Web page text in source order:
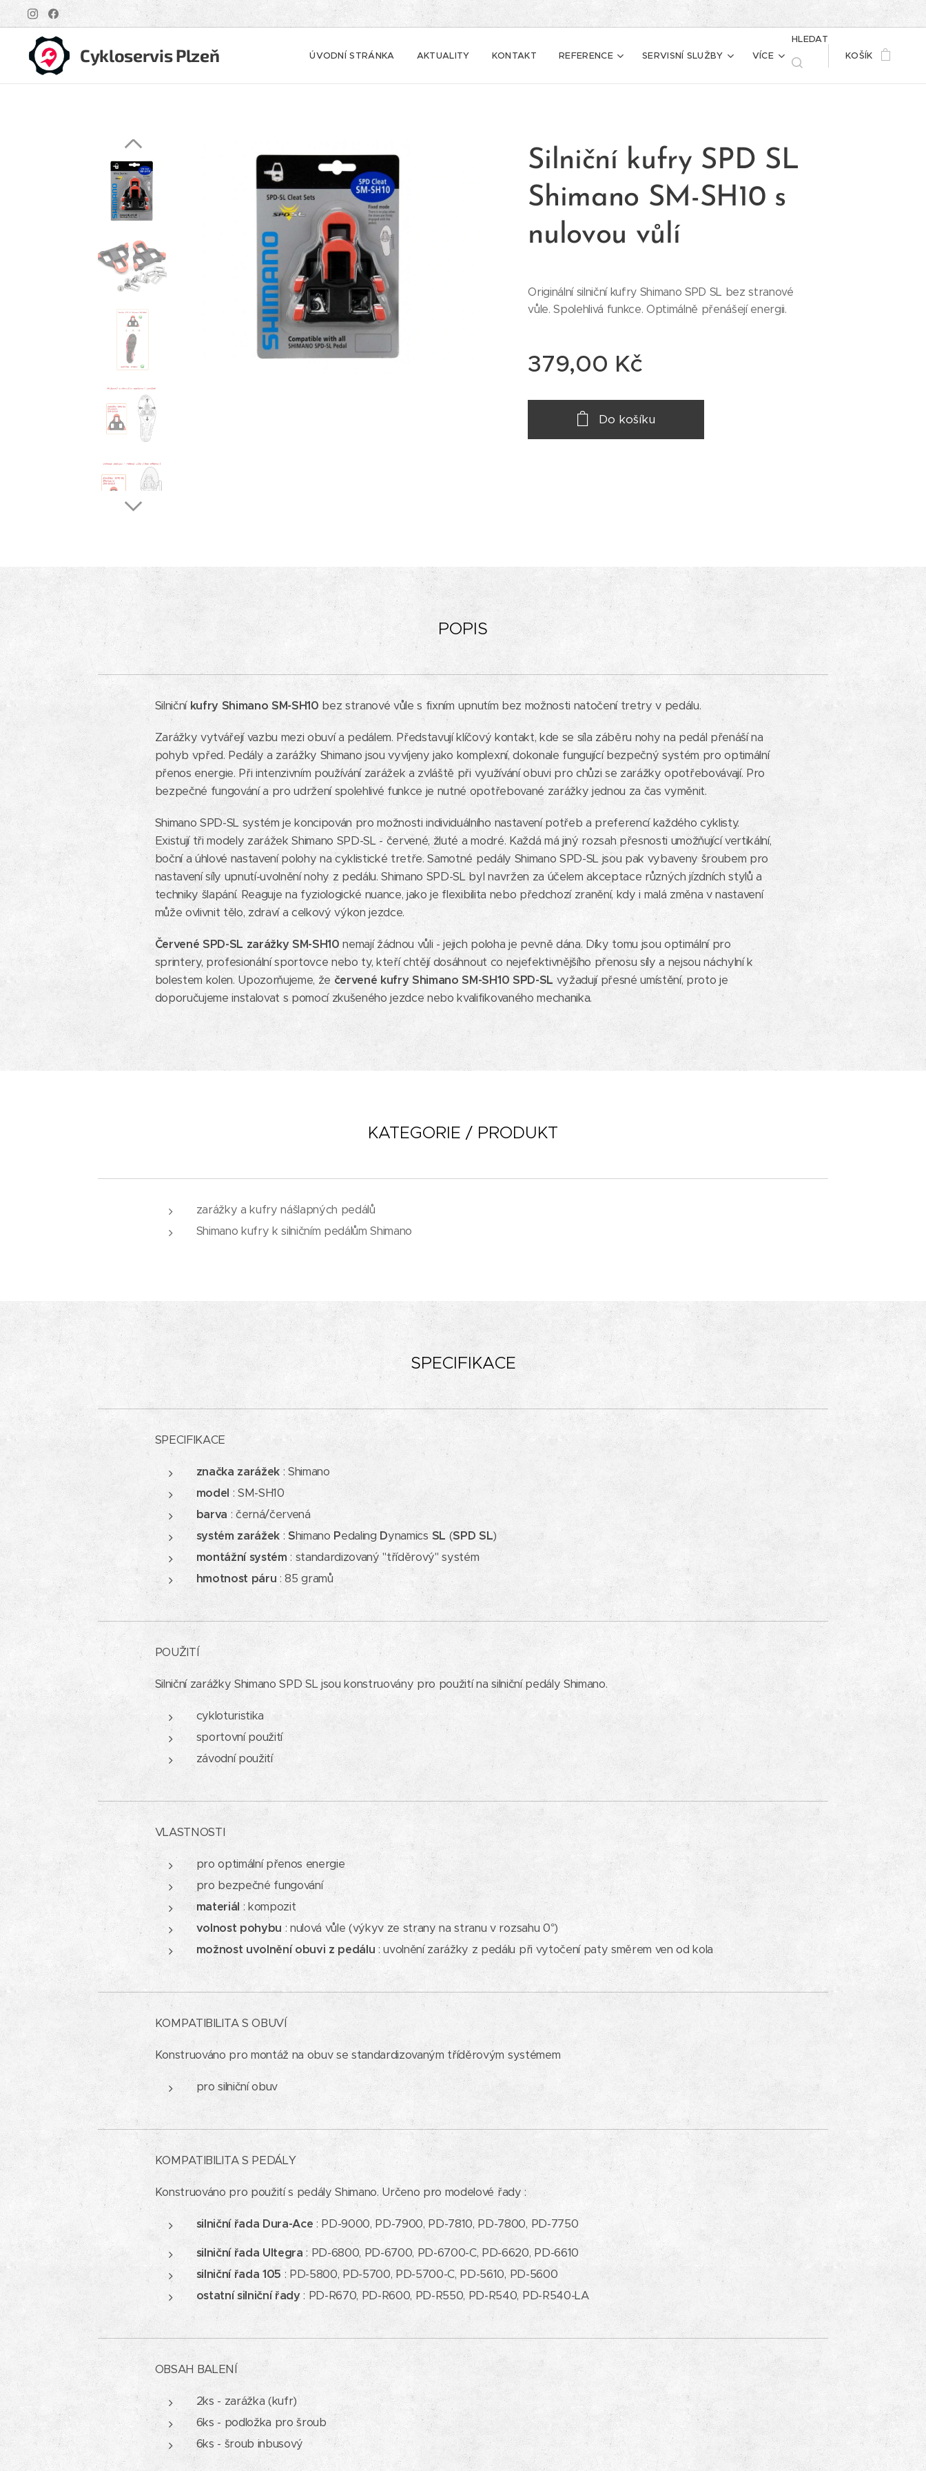
Cykloservis Plzeň ÚVODNÍ STRÁNKA AKTUALITY KONTAKT REFERENCE SERVISNÍ SLUŽBY VÍCE
HLEDAT
KOŠÍK
Silniční kufry SPD SL
Shimano SM-SH10 s
nulovou vůlí
Originální silniční kufry Shimano SPD SL bez stranové
vůle. Spolehlivá funkce. Optimálně přenášejí energii.
379,00 Kč
Do košíku
POPIS
Silniční kufry Shimano SM-SH10bez stranové vůle s fixním upnutím bez možnosti natočení tretry v pedálu.
Zarážky vytvářejí vazbu mezi obuví a pedálem. Představují klíčový kontakt, kde se síla záběru nohy na pedál přenáší na
pohyb vpřed. Pedály a zarážky Shimano jsou vyvíjeny jako komplexní, dokonale fungující bezpečný systém pro optimální
přenos energie. Při intenzivním používání zarážek a zvláště při využívání obuvi pro chůzi se zarážky opotřebovávají. Pro
bezpečné fungování a pro udržení spolehlivé funkce je nutné opotřebované zarážky jednou za čas vyměnit.
Shimano SPD-SL systém je koncipován pro možnosti individuálního nastavení potřeb a preferencí každého cyklisty.
Existují tři modely zarážek Shimano SPD-SL - červené, žluté a modré. Každá má jiný rozsah přesnosti umožňující vertikální,
boční a úhlové nastavení polohy na cyklistické tretře. Samotné pedály Shimano SPD-SL jsou pak vybaveny šroubem pro
nastavení síly upnutí-uvolnění nohy z pedálu. Shimano SPD-SL byl navržen za účelem akceptace různých jízdních stylů a
techniky šlapání. Reaguje na fyziologické nuance, jako je flexibilita nebo předchozí zranění, kdy i malá změna v nastavení
může ovlivnit tělo, zdraví a celkový výkon jezdce.
Červené SPD-SL zarážky SM-SH10 nemají žádnou vůli - jejich poloha je pevně dána. Díky tomu jsou optimální pro
sprintery, profesionální sportovce nebo ty, kteří chtějí dosáhnout co nejefektivnějšího přenosu síly a nejsou náchylní k
bolestem kolen. Upozorňujeme, že červené kufry Shimano SM-SH10 SPD-SL vyžadují přesné umístění, proto je
doporučujeme instalovat s pomocí zkušeného jezdce nebo kvalifikovaného mechanika.
KATEGORIE / PRODUKT
zarážky a kufry nášlapných pedálů
Shimano kufry k silničním pedálům Shimano
SPECIFIKACE
SPECIFIKACE
značka zarážek : Shimano
model : SM-SH10
barva : černá/červená
systém zarážek: Shimano PedalingDynamics SL (SPD SL)
montážní systém: standardizovaný "tříděrový" systém
hmotnost páru : 85 gramů
POUŽITÍ
Silniční zarážky Shimano SPD SL jsou konstruovány pro použití na silniční pedály Shimano.
cykloturistika
sportovní použití
závodní použití
VLASTNOSTI
pro optimální přenos energie
pro bezpečné fungování
materiál : kompozit
volnost pohybu : nulová vůle (výkyv ze strany na stranu v rozsahu 0°)
možnost uvolnění obuvi z pedálu : uvolnění zarážky z pedálu při vytočení paty směrem ven od kola
KOMPATIBILITA S OBUVÍ
Konstruováno pro montáž na obuv se standardizovaným tříděrovým systémem
pro silniční obuv
KOMPATIBILITA S PEDÁLY
Konstruováno pro použití s pedály Shimano. Určeno pro modelové řady :
silniční řada Dura-Ace : PD-9000, PD-7900, PD-7810, PD-7800, PD-7750
silniční řada Ultegra : PD-6800, PD-6700, PD-6700-C, PD-6620, PD-6610
silniční řada 105 : PD-5800, PD-5700, PD-5700-C, PD-5610, PD-5600
ostatní silniční řady: PD-R670, PD-R600, PD-R550, PD-R540, PD-R540-LA
OBSAH BALENÍ
2ks - zarážka (kufr)
6ks - podložka pro šroub
6ks - šroub inbusový